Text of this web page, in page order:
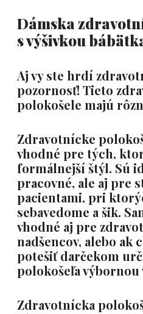
Dámska
s výšivkou
Aj vy ste hrdí
pozornosť! Tieto
polokošele majú
Zdravotnícke
vhodné pre tých,
formálnejší štýl. Sú
pracovné, ale aj pre
pacientami, pri
sebavedome a šik.
vhodné aj pre
nadšencov, alebo ak
potešiť darčekom
polokošeľa výbornou
Zdravotnícka